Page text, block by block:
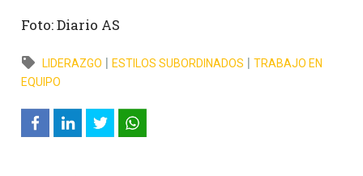
Foto: Diario AS
LIDERAZGO | ESTILOS SUBORDINADOS | TRABAJO EN
EQUIPO